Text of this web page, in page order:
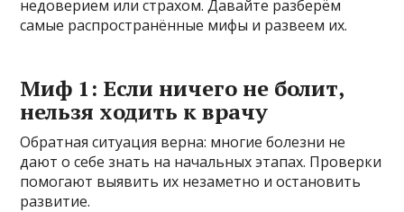
недоверием или страхом. Давайте разберём
самые распространённые мифы и развеем их.
Миф 1: Если ничего не болит,
нельзя ходить к врачу
Обратная ситуация верна: многие болезни не
дают о себе знать на начальных этапах. Проверки
помогают выявить их незаметно и остановить
развитие.